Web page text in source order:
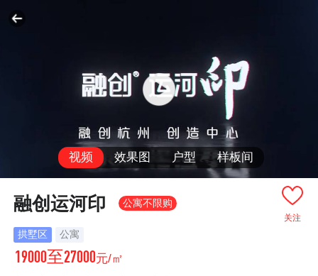
视频 效果图 户型 样板间
关注
融创运河印 公寓不限购
拱墅区 公寓
19000至27000元/㎡